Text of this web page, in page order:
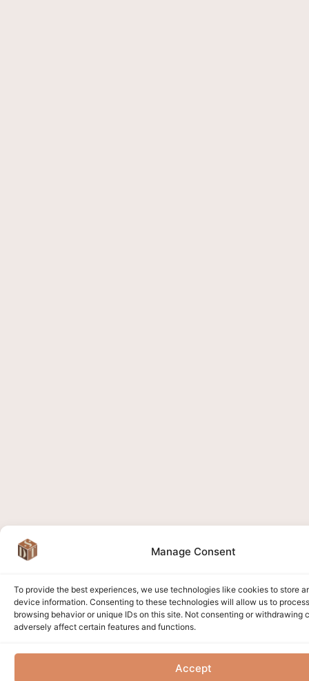
Manage Consent
To provide the best experiences, we use technologies like cookies to store
device information. Consenting to these technologies will allow us to
browsing behavior or unique IDs on this site. Not consenting or withdrawing
adversely affect certain features and functions.
Accept